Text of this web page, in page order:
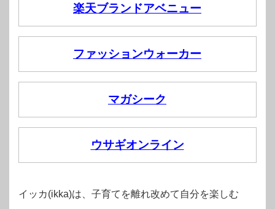
楽天ブランドアベニュー
ファッションウォーカー
マガシーク
ウサギオンライン
イッカ(ikka)は、子育てを離れ改めて自分を楽しむ